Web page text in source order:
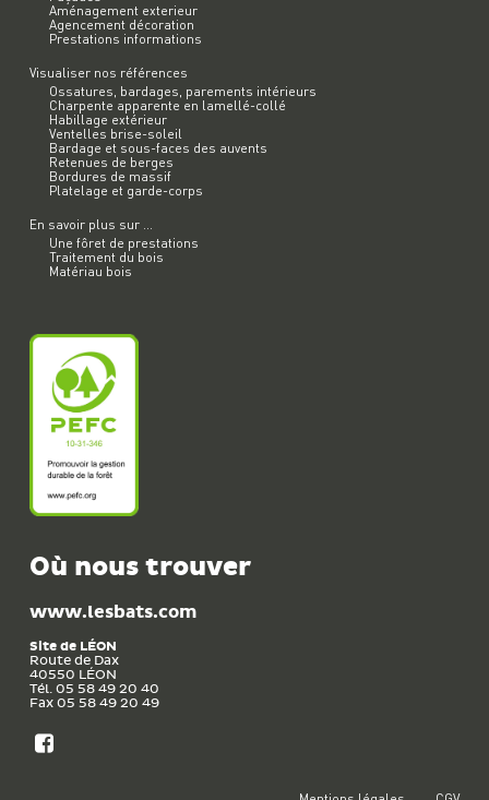
Aménagement exterieur
Agencement décoration
Prestations informations
Visualiser nos références
Ossatures, bardages, parements intérieurs
Charpente apparente en lamellé-collé
Habillage extérieur
Ventelles brise-soleil
Bardage et sous-faces des auvents
Retenues de berges
Bordures de massif
Platelage et garde-corps
En savoir plus sur ...
Une fôret de prestations
Traitement du bois
Matériau bois
Où nous trouver
www.lesbats.com
Site de LÉON
Route de Dax
40550 LÉON
Tél. 05 58 49 20 40
Fax 05 58 49 20 49